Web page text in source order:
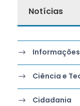
Notícias
Informações
Ciência e
Cidadania